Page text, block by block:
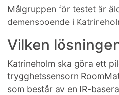
Målgruppen för testet är
demensboende i
Vilken
Katrineholm ska göra ett
trygghetssensorn
som består av en IR-